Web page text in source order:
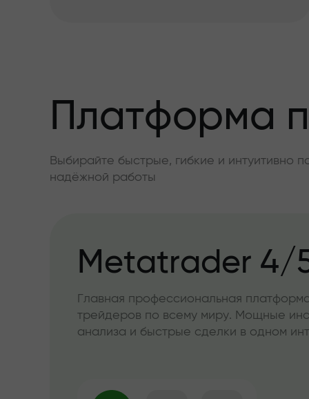
Платформа
Выбирайте быстрые, гибкие и интуитивно
надёжной работы
Metatrader 4/
Главная профессиональная
трейдеров по всему миру. Мощные
анализа и быстрые сделки в одном